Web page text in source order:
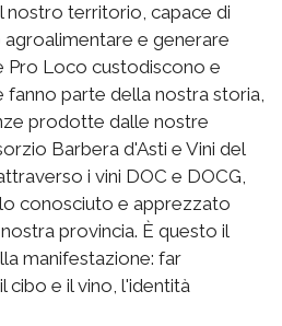
nostro territorio, capace di
e generare
Pro Loco custodiscono e
parte della nostra storia,
prodotte dalle nostre
Barbera d'Asti e Vini del
i vini DOC e DOCG,
conosciuto e apprezzato
provincia. È questo il
manifestazione: far
cibo e il vino, l'identità